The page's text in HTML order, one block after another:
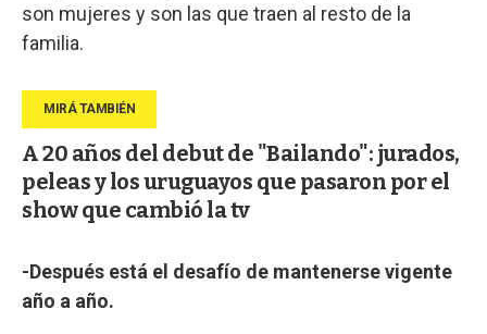
son mujeres y son las que traen al resto de la
familia.
A 20 años del debut de "Bailando": jurados,
peleas y los uruguayos que pasaron por el
show que cambió la tv
-Después está el desafío de mantenerse vigente
año a año.